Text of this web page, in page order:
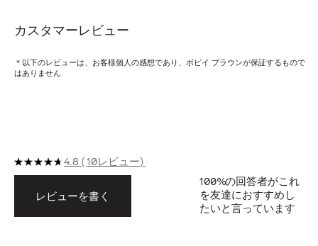
カスタマーレビュー
＊以下のレビューは、お客様個人の感想であり、ボビイ ブラウンが保証するもので
はありません
4.8 10レビュー
レビューを書く
100%の回答者がこれ
を友達におすすめし
たいと言っています